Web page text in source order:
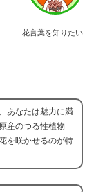
花言葉を知りたい
あなたは魅力に満
産のつる性植物
を咲かせるのが特